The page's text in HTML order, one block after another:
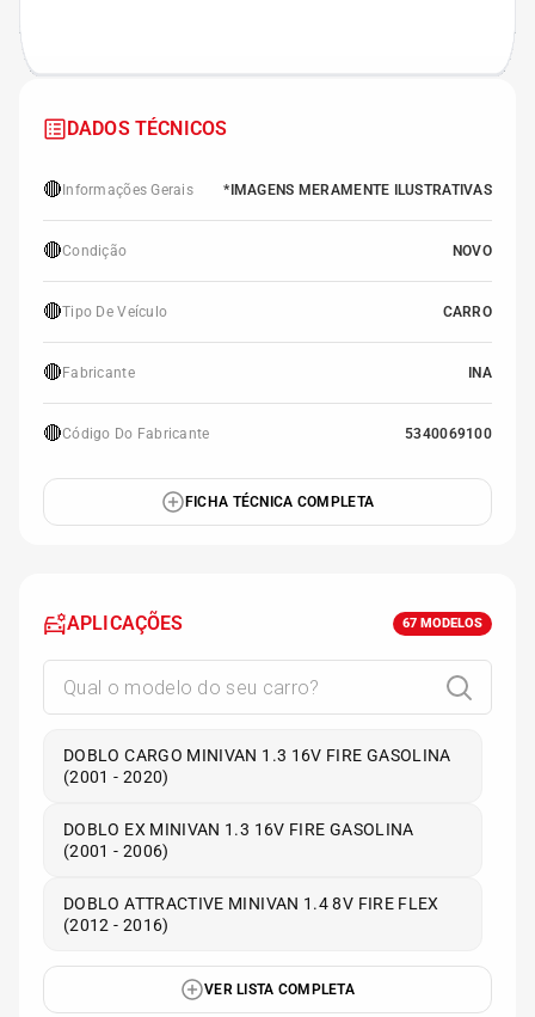
DADOS TÉCNICOS
🔴 Informações Gerais *IMAGENS MERAMENTE ILUSTRATIVAS
🔴Condição NOVO
🔴Tipo De Veículo CARRO
🔴 Fabricante INA
🔴Código Do Fabricante 5340069100
FICHA TÉCNICA COMPLETA
APLICAÇÕES 67 MODELOS
DOBLO CARGO MINIVAN 1.3 16V FIRE GASOLINA
(2001 - 2020)
DOBLO EX MINIVAN 1.3 16V FIRE GASOLINA
(2001 - 2006)
DOBLO ATTRACTIVE MINIVAN 1.4 8V FIRE FLEX
(2012 - 2016)
VER LISTA COMPLETA